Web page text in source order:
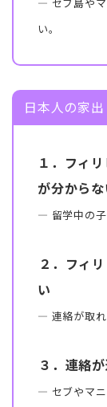
い。
日本人の家
１．フィ
が分からな
― 留学中の子
２．フィ
い
― 連絡が取れ
３．連絡
― セブやマニ